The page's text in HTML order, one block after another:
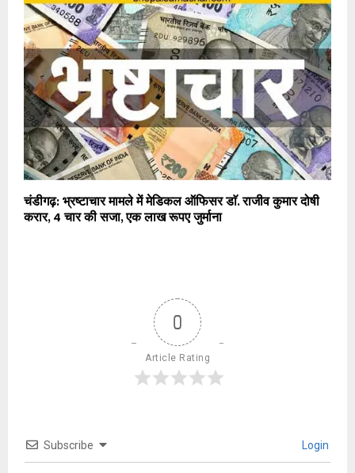
चंडीगढ़: भ्रष्टाचार मामले में मेडिकल ऑफिसर डाॅ. राजीव कुमार दोषी
करार, 4 चार की सजा, एक लाख रूपए जुर्माना
0
Article Rating
Subscribe Login